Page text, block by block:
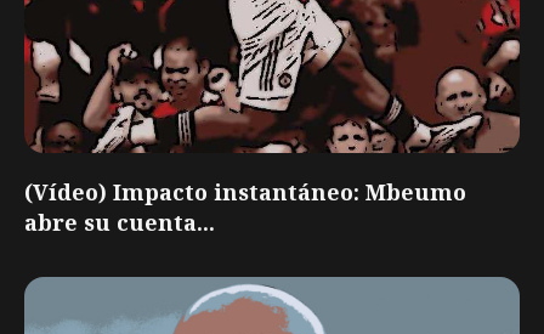
(Vídeo) Impacto instantáneo: Mbeumo
abre su cuenta...